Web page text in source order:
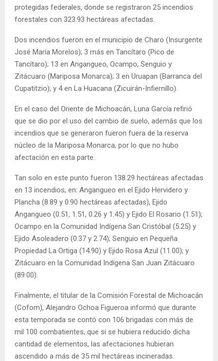
protegidas federales, donde se registraron 25 incendios
forestales con 323.93 hectáreas afectadas.
Dos incendios fueron en el municipio de Charo (Insurgente
José María Morelos); 3 más en Tancítaro (Pico de
Tancítaro); 13 en Angangueo, Ocampo, Senguio y
Zitácuaro (Mariposa Monarca); 3 en Uruapan (Barranca del
Cupatitzio); y 4 en La Huacana (Zicuirán-Infiernillo).
En el caso del Oriente de Michoacán, Luna García refirió
que se dio por el uso del cambio de suelo, además que los
incendios que se generaron fueron fuera de la reserva
núcleo de la Mariposa Monarca, por lo que no hubo
afectación en esta parte.
Tan solo en este punto fueron 138.29 hectáreas afectadas
en 13 incendios, en: Angangueo en el Ejido Hervidero y
Plancha (8.89 y 0.90 hectáreas afectadas), Ejido
Angangueo (0.51, 1.51, 0.26 y 1.45) y Ejido El Rosario (1.51);
Ocampo en la Comunidad Indígena San Cristóbal (5.25) y
Ejido Asoleadero (0.37 y 2.74); Senguio en Pequeña
Propiedad La Ortiga (14.90) y Ejido Rosa Azul (11.00); y
Zitácuaro en la Comunidad Indígena San Juan Zitácuaro
(89.00).
Finalmente, el titular de la Comisión Forestal de Michoacán
(Cofom), Alejandro Ochoa Figueroa informó que durante
esta temporada se contó con 106 brigadas con más de
mil 100 combatientes, que si se hubiera reducido dicha
cantidad de elementos, las afectaciones hubieran
ascendido a más de 35 mil hectáreas incineradas.